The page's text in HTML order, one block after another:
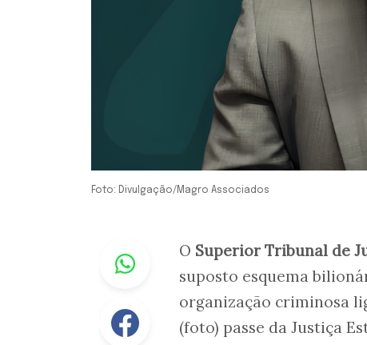
Foto: Divulgação/Magro Associados
Whastapp
Facebook
O Superior Tribunal de
suposto esquema
organização criminosa
(foto) passe da Justiça